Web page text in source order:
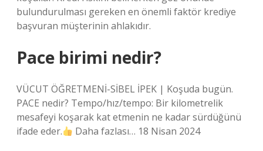
bulundurulması gereken en önemli faktör krediye
başvuran müşterinin ahlakıdır.
Pace birimi nedir?
VÜCUT ÖĞRETMENİ-SİBEL İPEK | Koşuda bugün.
PACE nedir? Tempo/hız/tempo: Bir kilometrelik
mesafeyi koşarak kat etmenin ne kadar sürdüğünü
ifade eder.
Daha fazlası… 18 Nisan 2024